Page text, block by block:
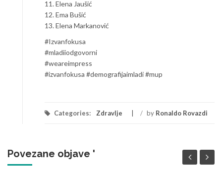
11. Elena Jaušić
12. Ema Bušić
13. Elena Markanović
#Izvanfokusa
#mladiiodgovorni
#weareimpress
#izvanfokusa #demografijaimladi #mup
Categories: Zdravlje / by Ronaldo Rovazdi
Povezane objave '